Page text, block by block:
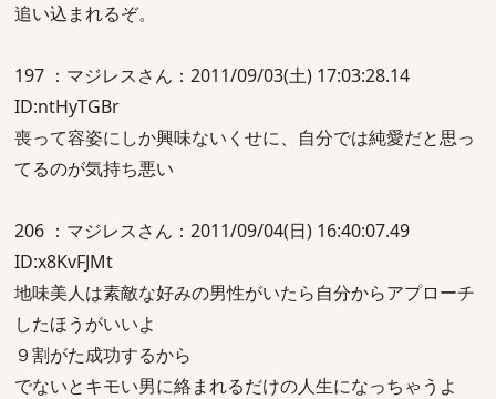
追い込まれるぞ。
197 ：マジレスさん：2011/09/03(土) 17:03:28.14
ID:ntHyTGBr
喪って容姿にしか興味ないくせに、自分では純愛だと思っ
てるのが気持ち悪い
206 ：マジレスさん：2011/09/04(日) 16:40:07.49
ID:x8KvFJMt
地味美人は素敵な好みの男性がいたら自分からアプローチ
したほうがいいよ
９割がた成功するから
でないとキモい男に絡まれるだけの人生になっちゃうよ